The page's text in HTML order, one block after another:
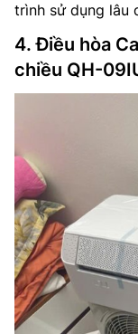
trình sử dụng lâu
4. Điều hòa
chiều QH-